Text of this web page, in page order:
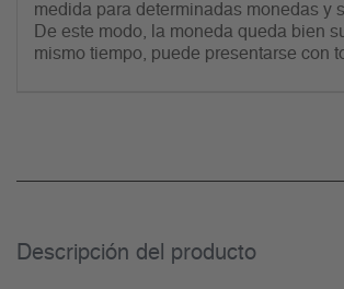
medida para determinadas monedas y
De este modo, la moneda queda bien
mismo tiempo, puede presentarse con
Descripción del producto